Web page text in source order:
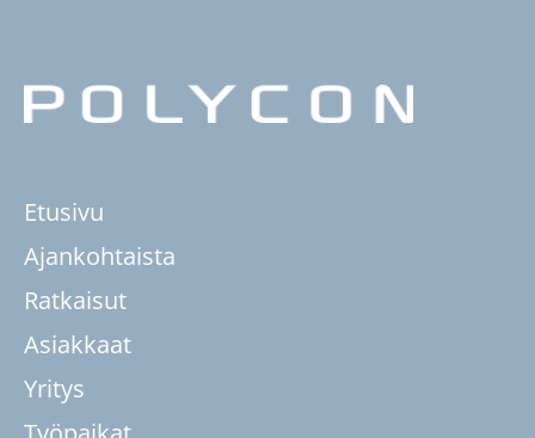
Etusivu
Ajankohtaista
Ratkaisut
Asiakkaat
Yritys